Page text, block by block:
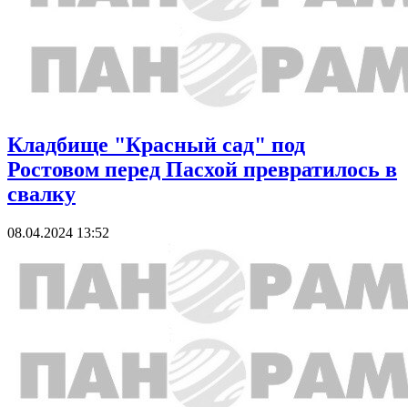
Кладбище "Красный сад" под
Ростовом перед Пасхой превратилось в
свалку
08.04.2024 13:52